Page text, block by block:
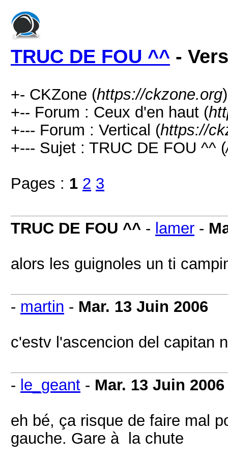
TRUC DE FOU ^^ -
+- CKZone (https://ckzone.org)
+-- Forum : Ceux d'en haut (
+--- Forum : Vertical (https://
+--- Sujet : TRUC DE FOU ^^ (
Pages : 1 2 3
TRUC DE FOU ^^ - lamer -
alors les guignoles un ti
- martin - Mar. 13 Juin 2006
c'estv l'ascencion del capitan
- le_geant - Mar. 13 Juin 2006
eh bé, ça risque de faire mal
gauche. Gare à la chute